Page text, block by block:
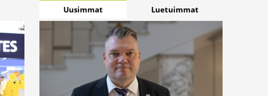
Uusimmat Luetuimmat